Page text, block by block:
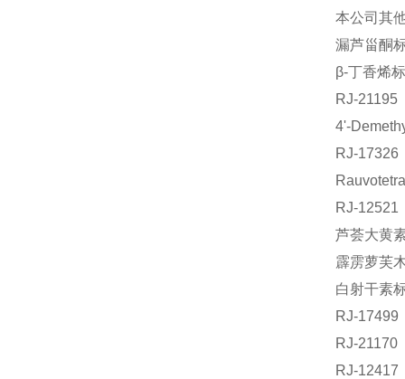
本公司其
漏芦甾酮
β-丁香烯
RJ-
4'-
RJ-
RJ-
芦荟大黄
霹雳萝芙
白射干素
RJ-
RJ-
RJ-